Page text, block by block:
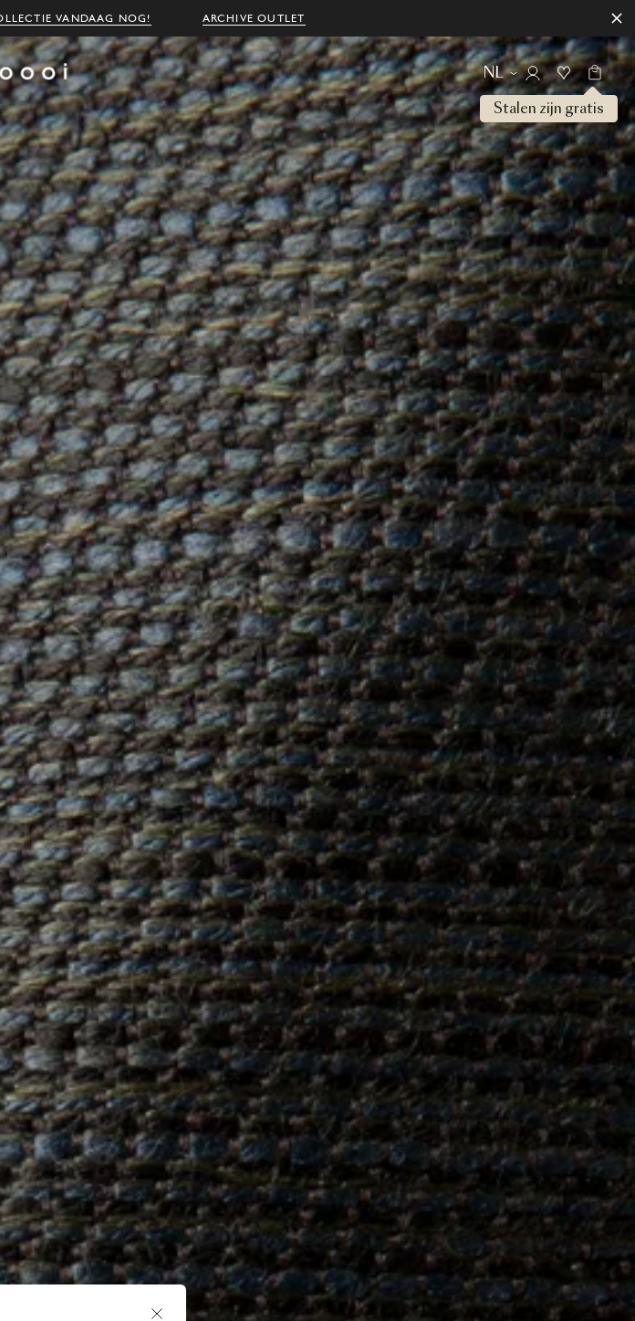
VANDAAG NOG! ARCHIVE OUTLET
NL
Stalen zijn gratis